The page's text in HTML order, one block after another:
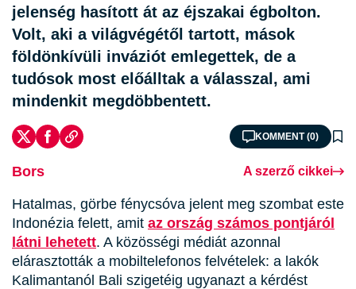
jelenség hasított át az éjszakai égbolton.
Volt, aki a világvégétől tartott, mások
földönkívüli inváziót emlegettek, de a
tudósok most előálltak a válasszal, ami
mindenkit megdöbbentett.
KOMMENT (0)
Bors A szerző cikkei
Hatalmas, görbe fénycsóva jelent meg szombat este
Indonézia felett, amit az ország számos pontjáról
látni lehetett. A közösségi médiát azonnal
elárasztották a mobiltelefonos felvételek: a lakók
Kalimantanól Bali szigetéig ugyanazt a kérdést